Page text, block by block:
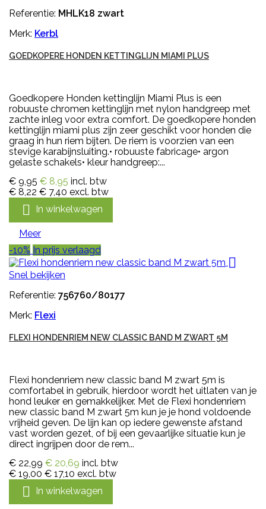
Referentie: MHLK18 zwart
Merk: Kerbl
GOEDKOPERE HONDEN KETTINGLIJN MIAMI PLUS
Goedkopere Honden kettinglijn Miami Plus is een
robuuste chromen kettinglijn met nylon handgreep met
zachte inleg voor extra comfort. De goedkopere honden
kettinglijn miami plus zijn zeer geschikt voor honden die
graag in hun riem bijten. De riem is voorzien van een
stevige karabijnsluiting.• robuuste fabricage• argon
gelaste schakels• kleur handgreep:...
€ 9,95 € 8,95 incl. btw
€ 8,22 € 7,40 excl. btw
 In winkelwagen
Meer
-10% In prijs verlaagd

Snel bekijken
Referentie: 756760/80177
Merk: Flexi
FLEXI HONDENRIEM NEW CLASSIC BAND M ZWART 5M
Flexi hondenriem new classic band M zwart 5m is
comfortabel in gebruik, hierdoor wordt het uitlaten van je
hond leuker en gemakkelijker. Met de Flexi hondenriem
new classic band M zwart 5m kun je je hond voldoende
vrijheid geven. De lijn kan op iedere gewenste afstand
vast worden gezet, of bij een gevaarlijke situatie kun je
direct ingrijpen door de rem...
€ 22,99 € 20,69 incl. btw
€ 19,00 € 17,10 excl. btw
 In winkelwagen